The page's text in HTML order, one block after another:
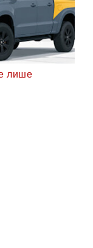
лише